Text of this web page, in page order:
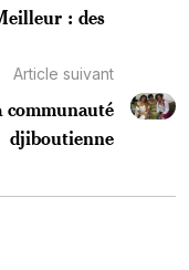
: des
Article suivant
communauté
djiboutienne